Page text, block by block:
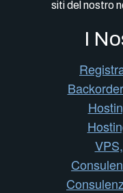
siti del nostro
I